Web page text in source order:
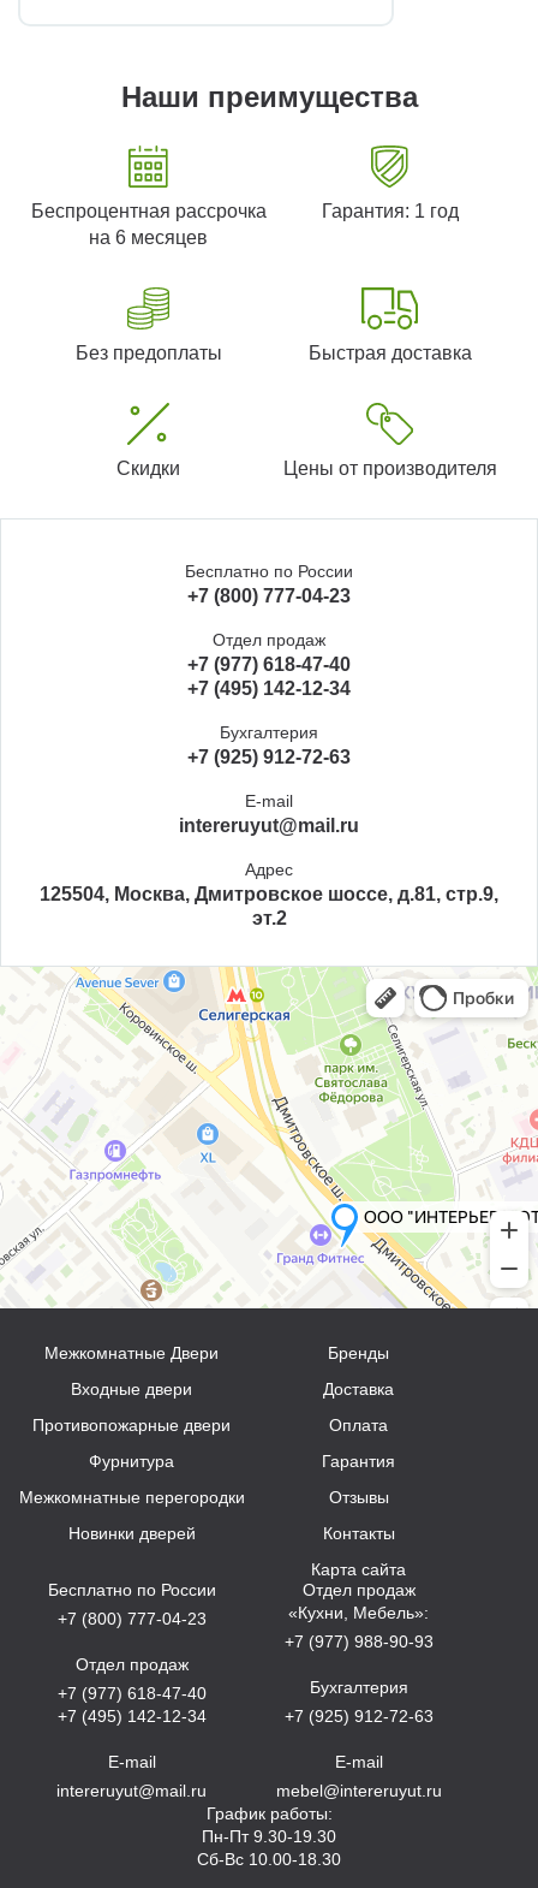
Наши преимущества
Беспроцентная рассрочка
на 6 месяцев
Гарантия: 1 год
Без предоплаты Быстрая доставка
Скидки Цены от производителя
Бесплатно по России
+7 (800) 777-04-23
Отдел продаж
+7 (977) 618-47-40
+7 (495) 142-12-34
Бухгалтерия
+7 (925) 912-72-63
E-mail
intereruyut@mail.ru
Адрес
125504, Москва, Дмитровское шоссе, д.81, стр.9,
эт.2
Межкомнатные Двери
Входные двери
Противопожарные двери
Фурнитура
Межкомнатные перегородки
Новинки дверей
Бренды
Доставка
Оплата
Гарантия
Отзывы
Контакты
Карта сайта
Бесплатно по России
+7 (800) 777-04-23
Отдел продаж
+7 (977) 618-47-40
+7 (495) 142-12-34
E-mail
intereruyut@mail.ru
Отдел продаж
«Кухни, Мебель»:
+7 (977) 988-90-93
Бухгалтерия
+7 (925) 912-72-63
E-mail
mebel@intereruyut.ru
График работы:
Пн-Пт 9.30-19.30
Сб-Вс 10.00-18.30